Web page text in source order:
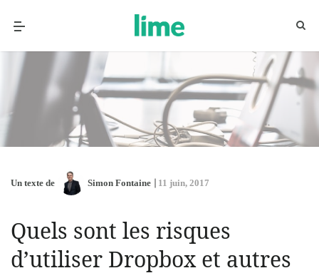
Un texte de Simon Fontaine 11 juin, 2017
Quels sont les risques
d’utiliser Dropbox et autres